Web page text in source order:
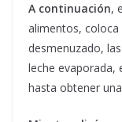
A continuación,
alimentos,
desmenuzado,
leche evaporada,
hasta obtener